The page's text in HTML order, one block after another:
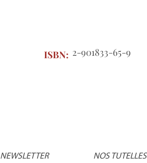
2-901833-65-9
ISBN:
NEWSLETTER NOS TUTELLES